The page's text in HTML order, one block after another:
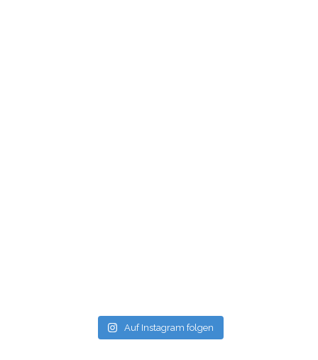
Auf Instagram folgen